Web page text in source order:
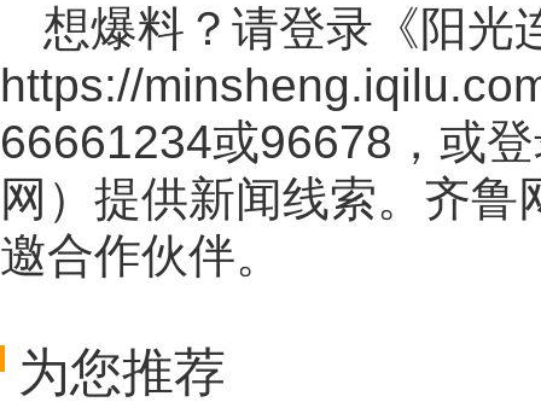
想爆料？请登录《阳光
https://
66661234或96678，或
网 ）提供新闻线索。齐鲁
邀合作伙伴。
为您推荐